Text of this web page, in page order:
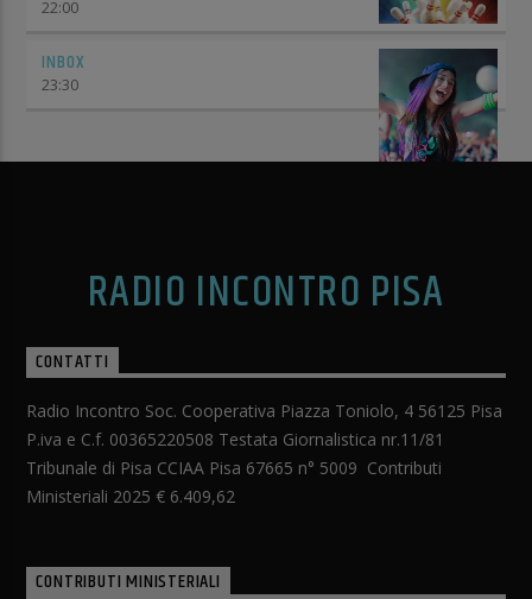
22:00
INBOX
23:30
RADIO INCONTRO PISA
CONTATTI
Radio Incontro Soc. Cooperativa Piazza Toniolo, 4 56125 Pisa
P.iva e C.f. 00365220508 Testata Giornalistica nr.11/81
Tribunale di Pisa CCIAA Pisa 67665 n° 5009 Contributi
Ministeriali 2025 € 6.409,62
CONTRIBUTI MINISTERIALI